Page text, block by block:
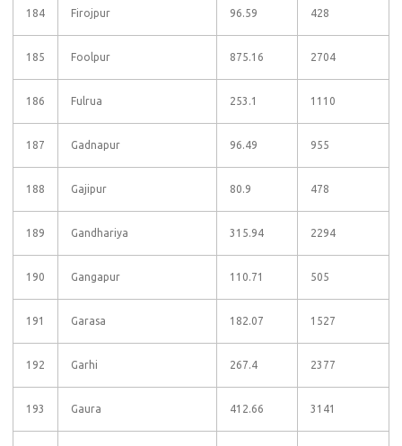
184 Firojpur 96.59 428
185 Foolpur 875.16 2704
186 Fulrua 253.1 1110
187 Gadnapur 96.49 955
188 Gajipur 80.9 478
189 Gandhariya 315.94 2294
190 Gangapur 110.71 505
191 Garasa 182.07 1527
192 Garhi 267.4 2377
193 Gaura 412.66 3141